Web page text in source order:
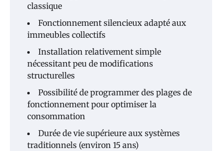
classique
Fonctionnement silencieux adapté aux
immeubles collectifs
Installation relativement simple
nécessitant peu de modifications
structurelles
Possibilité de programmer des plages de
fonctionnement pour optimiser la
consommation
Durée de vie supérieure aux systèmes
traditionnels (environ 15 ans)